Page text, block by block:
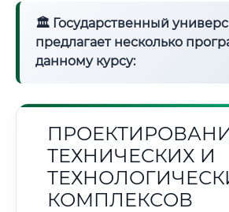
🏛 Государственный
предлагает несколько
данному курсу:
ТЕХНИЧЕСКИХ И
КОМПЛЕКСОВ